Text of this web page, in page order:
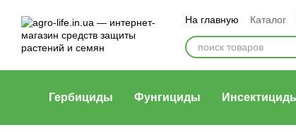
На главную Каталог
Гербициды Фунгициды